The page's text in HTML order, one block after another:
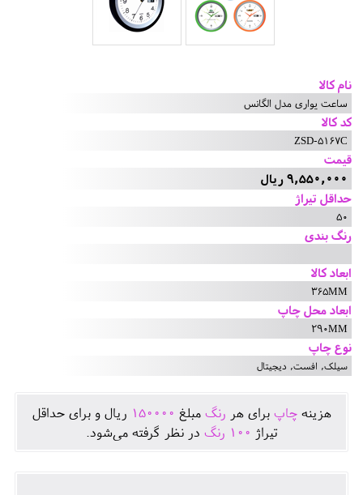
نام کالا
ساعت یواری مدل الگانس
کد کالا
ZSD-5167C
قیمت
9,550,000 ریال
حداقل تیراژ
50
رنگ بندی
ابعاد کالا
365MM
ابعاد محل چاپ
290MM
نوع چاپ
سیلک, افست, دیجیتال
هزينهچاپ برای هر رنگ مبلغ 150000 ريال و برای حداقل
تيراژ 100 رنگ در نظر گرفته می‌شود.